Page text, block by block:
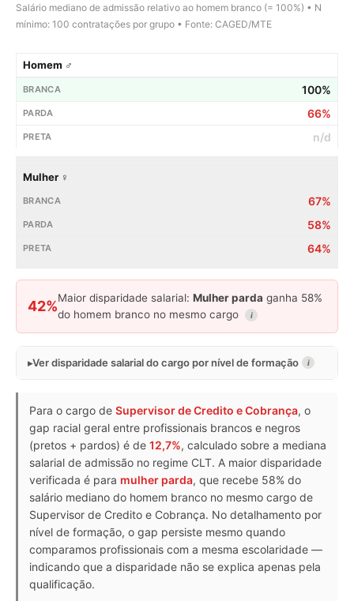
Salário mediano de admissão relativo ao homem branco (= 100%) • N
mínimo: 100 contratações por grupo • Fonte: CAGED/MTE
Homem ♂
100%
66%
n/d
Mulher ♀
67%
58%
64%
42%
Maior disparidade salarial: Mulher parda ganha 58%
do homem branco no mesmo cargo
i
Ver disparidade salarial do cargo por nível de formação i
Para o cargo de Supervisor de Credito e Cobrança, o
gap racial geral entre profissionais brancos e negros
(pretos + pardos) é de 12,7%, calculado sobre a mediana
salarial de admissão no regime CLT. A maior disparidade
verificada é para mulher parda, que recebe 58% do
salário mediano do homem branco no mesmo cargo de
Supervisor de Credito e Cobrança. No detalhamento por
nível de formação, o gap persiste mesmo quando
comparamos profissionais com a mesma escolaridade —
indicando que a disparidade não se explica apenas pela
qualificação.